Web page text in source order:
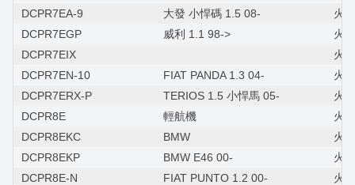
DCPR7EA-9
大發 小悍碼 1.5 08-
火
DCPR7EGP
威利 1.1 98->
火
DCPR7EIX
火
DCPR7EN-10
FIAT PANDA 1.3 04-
火
DCPR7ERX-P
TERIOS 1.5 小悍馬 05-
火
DCPR8E
輕航機
火
DCPR8EKC
BMW
火
DCPR8EKP
BMW E46 00-
火
DCPR8E-N
FIAT PUNTO 1.2 00-
火